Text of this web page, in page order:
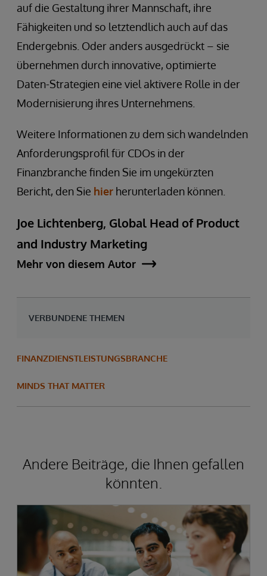
auf die Gestaltung ihrer Mannschaft, ihre
Fähigkeiten und so letztendlich auch auf das
Endergebnis. Oder anders ausgedrückt – sie
übernehmen durch innovative, optimierte
Daten-Strategien eine viel aktivere Rolle in der
Modernisierung ihres Unternehmens.
Weitere Informationen zu dem sich wandelnden
Anforderungsprofil für CDOs in der
Finanzbranche finden Sie im ungekürzten
Bericht, den Sie hier herunterladen können.
Joe Lichtenberg, Global Head of Product
and Industry Marketing
Mehr von diesem Autor
VERBUNDENE THEMEN
FINANZDIENSTLEISTUNGSBRANCHE
MINDS THAT MATTER
Andere Beiträge, die Ihnen gefallen
könnten.